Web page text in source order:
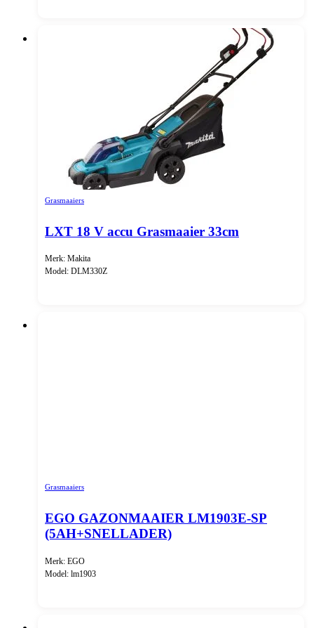
Grasmaaiers
LXT 18 V accu Grasmaaier 33cm
Merk: Makita
Model: DLM330Z
Grasmaaiers
EGO GAZONMAAIER LM1903E-SP
(5AH+SNELLADER)
Merk: EGO
Model: lm1903